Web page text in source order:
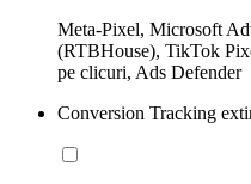
Meta-Pixel, Microsoft
(RTBHouse), TikTok
pe clicuri, Ads Defender
Conversion Tracking